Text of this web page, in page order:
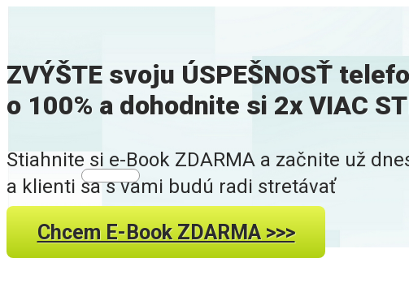
ZVÝŠTE svoju ÚSPEŠNOSŤ
o 100% a dohodnite si 2x VIAC
Stiahnite si e-Book ZDARMA a začnite už
a klienti sa s vami budú radi stretávať
Chcem E-Book ZDARMA >>>